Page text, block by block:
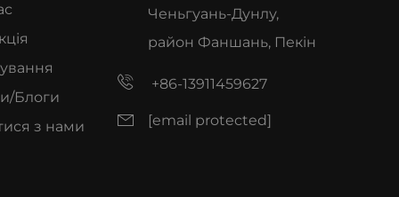
Блоги
з нами
Ченьгуань-Дунлу,
район Фаншань, Пекін
+86-13911459627
[email protected]